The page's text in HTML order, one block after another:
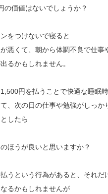
の価値はないでしょうか？
をつけないで寝ると
悪くて、朝から体調不良で仕事
るかもしれません。
円を払うことで快適な睡眠
、次の日の仕事や勉強がしっか
したら
ほうが良いと思いますか？
うという行為があると、それだ
るかもしれませんが